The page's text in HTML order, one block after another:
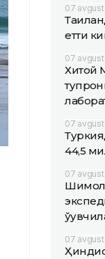
07 avgust
етти
07 avgust
Хитой
07 avgust
44,5
07 avgust
07 avgust